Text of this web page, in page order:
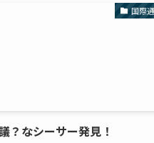
国際
？なシーサー発見！